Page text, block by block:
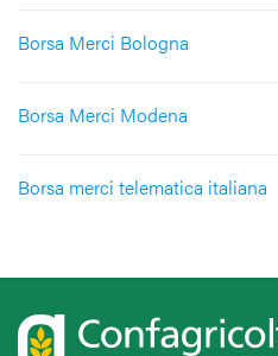
Borsa Merci Bologna
Borsa Merci Modena
Borsa merci telematica italiana